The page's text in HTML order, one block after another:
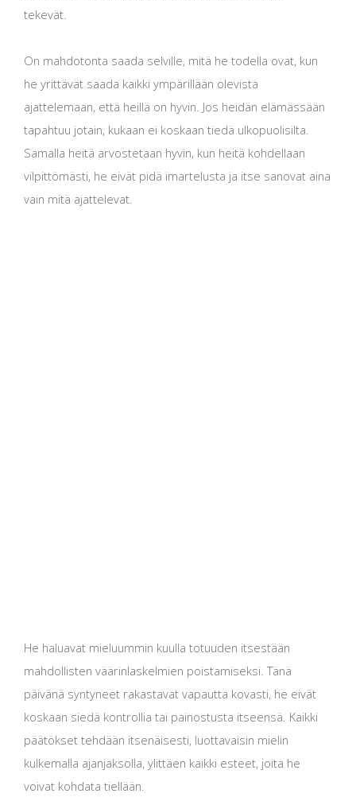
tekevät.
On mahdotonta saada selville, mitä he todella ovat, kun
he yrittävät saada kaikki ympärillään olevista
ajattelemaan, että heillä on hyvin. Jos heidän elämässään
tapahtuu jotain, kukaan ei koskaan tiedä ulkopuolisilta.
Samalla heitä arvostetaan hyvin, kun heitä kohdellaan
vilpittömästi, he eivät pidä imartelusta ja itse sanovat aina
vain mitä ajattelevat.
He haluavat mieluummin kuulla totuuden itsestään
mahdollisten väärinlaskelmien poistamiseksi. Tänä
päivänä syntyneet rakastavat vapautta kovasti, he eivät
koskaan siedä kontrollia tai painostusta itseensä. Kaikki
päätökset tehdään itsenäisesti, luottavaisin mielin
kulkemalla ajanjaksolla, ylittäen kaikki esteet, joita he
voivat kohdata tiellään.